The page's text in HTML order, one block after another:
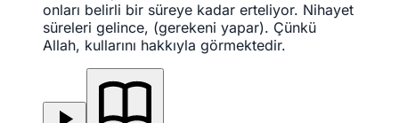
onları belirli bir süreye kadar erteliyor. Nihayet
süreleri gelince, (gerekeni yapar). Çünkü
Allah, kullarını hakkıyla görmektedir.